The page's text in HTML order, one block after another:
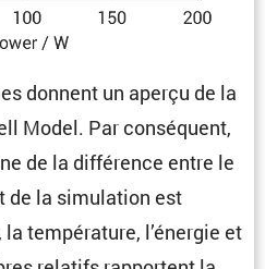
donnent un aperçu de la
Model. Par consé­quent,
de la diffé­rence entre le
de la simula­tion est
tempé­ra­ture, l’énergie et